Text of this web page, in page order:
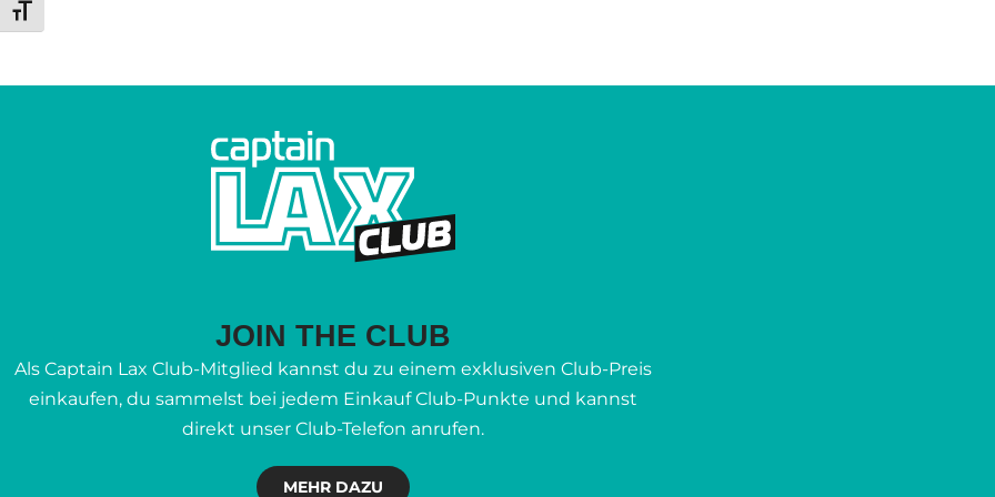
Schrift vergrößern
JOIN THE CLUB
Als Captain Lax Club-Mitglied kannst du zu einem exklusiven Club-Preis
einkaufen, du sammelst bei jedem Einkauf Club-Punkte und kannst
direkt unser Club-Telefon anrufen.
MEHR DAZU